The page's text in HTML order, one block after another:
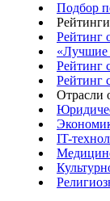
Подбор
Рейтинги
Рейтинг
«Лучшие
Рейтинг
Рейтинг
Отрасли
IT-